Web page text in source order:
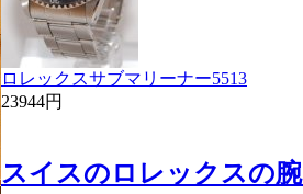
ロレックスサブマリーナー5513
23944円
スイスのロレックスの